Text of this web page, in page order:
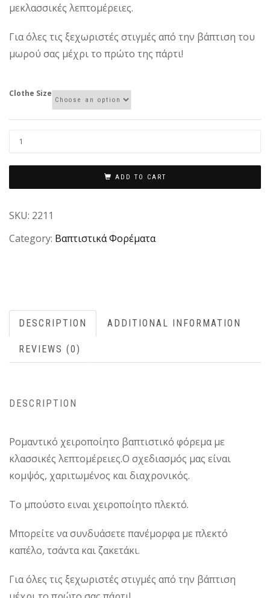
μεκλασσικές λεπτομέρειες.
Για όλες τις ξεχωριστές στιγμές από την βάπτιση του
μωρού σας μέχρι το πρώτο της πάρτι!
Clothe Size
ADD TO CART
SKU: 2211
Category: Βαπτιστικά Φορέματα
DESCRIPTION ADDITIONAL INFORMATION
REVIEWS (0)
DESCRIPTION
Ρομαντικό χειροποίητο βαπτιστικό φόρεμα με
κλασσικές λεπτομέρειες.Ο σχεδιασμός μας είναι
κομψός, χαριτωμένος και διαχρονικός.
Το μπούστο ειναι χειροποίητο πλεκτό.
Μπορείτε να συνδυάσετε πανέμορφα με πλεκτό
καπέλο, τσάντα και ζακετάκι.
Για όλες τις ξεχωριστές στιγμές από την βάπτιση